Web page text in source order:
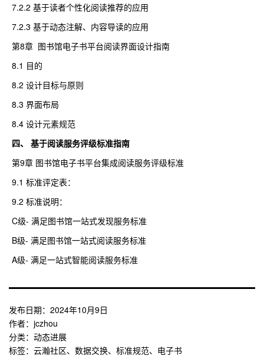
7.2.2 基于读者个性化阅读推荐的应用
7.2.3 基于动态注解、内容导读的应用
第8章 图书馆电子书平台阅读界面设计指南
8.1 目的
8.2 设计目标与原则
8.3 界面布局
8.4 设计元素规范
四、 基于阅读服务评级标准指南
第9章 图书馆电子书平台集成阅读服务评级标准
9.1 标准评定表：
9.2 标准说明：
C级- 满足图书馆一站式发现服务标准
B级- 满足图书馆一站式阅读服务标准
A级- 满足一站式智能阅读服务标准
发布日期： 2024年10月9日
作者： jczhou
分类： 动态进展
标签： 云瀚社区、 数据交换、 标准规范、 电子书